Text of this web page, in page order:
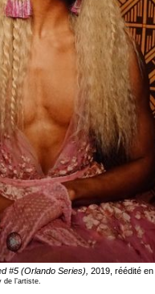
#5 (Orlando Series), 2019, réédité
de l’artiste.